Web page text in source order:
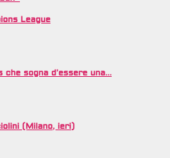
League
che sogna d’essere una…
(Milano, ieri)